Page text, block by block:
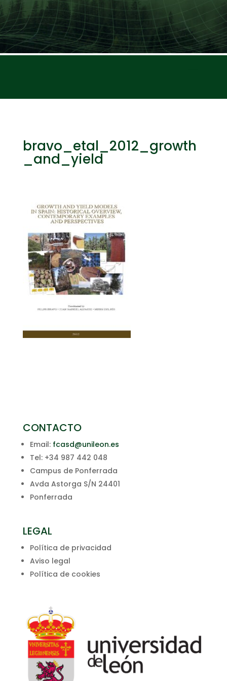
bravo_etal_2012_growth
_and_yield
CONTACTO
Email: fcasd@unileon.es
Tel: +34 987 442 048
Campus de Ponferrada
Avda Astorga S/N 24401
Ponferrada
LEGAL
Política de privacidad
Aviso legal
Política de cookies